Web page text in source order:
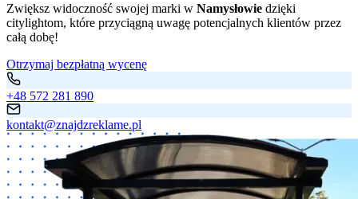
Zwiększ widoczność swojej marki w Namysłowie dzięki
citylightom, które przyciągną uwagę potencjalnych klientów przez
całą dobę!
Otrzymaj bezpłatną wycenę
+48 572 281 890
kontakt@znajdzreklame.pl